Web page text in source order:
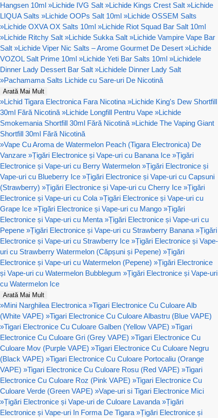
Hangsen 10ml »Lichide IVG Salt »Lichide Kings Crest Salt »Lichide
LIQUA Salts »Lichide OOPs Salt 10ml »Lichide OSSEM Salts
»Lichide OXVA OX Salts 10ml »Lichide Riot Squad Bar Salt 10ml
»Lichide Ritchy Salt »Lichide Sukka Salt »Lichide Vampire Vape Bar
Salt »Lichide Viper Nic Salts – Arome Gourmet De Desert »Lichide
VOZOL Salt Prime 10ml »Lichide Yeti Bar Salts 10ml »Lichidele
Dinner Lady Dessert Bar Salt »Lichidele Dinner Lady Salt
»Pachamama Salts Lichide cu Sare-uri De Nicotină
Arată Mai Mult
»Lichid Tigara Electronica Fara Nicotina »Lichide King's Dew Shortfill
30ml Fără Nicotină »Lichide Longfill Pentru Vape »Lichide
Smokemania Shortfill 30ml Fără Nicotină »Lichide The Vaping Giant
Shortfill 30ml Fără Nicotină
»Vape Cu Aroma de Watermelon Peach (Tigara Electronica) De
Vanzare »Țigări Electronice și Vape-uri cu Banana Ice »Țigări
Electronice și Vape-uri cu Berry Watermelon »Țigări Electronice și
Vape-uri cu Blueberry Ice »Țigări Electronice și Vape-uri cu Capsuni
(Strawberry) »Țigări Electronice și Vape-uri cu Cherry Ice »Țigări
Electronice și Vape-uri cu Cola »Țigări Electronice și Vape-uri cu
Grape Ice »Țigări Electronice și Vape-uri cu Mango »Țigări
Electronice și Vape-uri cu Menta »Țigări Electronice și Vape-uri cu
Pepene »Țigări Electronice și Vape-uri cu Strawberry Banana »Țigări
Electronice și Vape-uri cu Strawberry Ice »Țigări Electronice și Vape-
uri cu Strawberry Watermelon (Căpșuni și Pepene) »Țigări
Electronice și Vape-uri cu Watermelon (Pepene) »Țigări Electronice
și Vape-uri cu Watermelon Bubblegum »Țigări Electronice și Vape-uri
cu Watermelon Ice
Arată Mai Mult
»Mini Narghilea Electronica »Tigari Electronice Cu Culoare Alb
(White VAPE) »Tigari Electronice Cu Culoare Albastru (Blue VAPE)
»Tigari Electronice Cu Culoare Galben (Yellow VAPE) »Tigari
Electronice Cu Culoare Gri (Grey VAPE) »Tigari Electronice Cu
Culoare Mov (Purple VAPE) »Tigari Electronice Cu Culoare Negru
(Black VAPE) »Tigari Electronice Cu Culoare Portocaliu (Orange
VAPE) »Tigari Electronice Cu Culoare Rosu (Red VAPE) »Tigari
Electronice Cu Culoare Roz (Pink VAPE) »Tigari Electronice Cu
Culoare Verde (Green VAPE) »Vape-uri si Tigari Electronice Mici
»Țigări Electronice și Vape-uri de Culoare Lavanda »Țigări
Electronice și Vape-uri In Forma De Tigara »Țigări Electronice și